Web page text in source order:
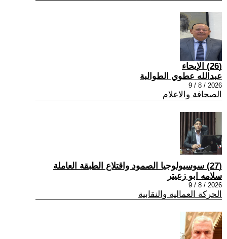
(26) الإيحاء
عبدالله عطوي الطوالبة
2026 / 8 / 9
الصحافة والاعلام
(27) سوسيولوجيا الصمود واقتلاع الطبقة العاملة
سلامه ابو زعيتر
2026 / 8 / 9
الحركة العمالية والنقابية